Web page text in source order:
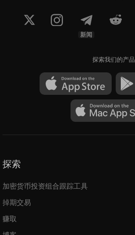
新闻
探索我们的产品
探索
加密货币投资组合跟踪工具
掉期交易
赚取